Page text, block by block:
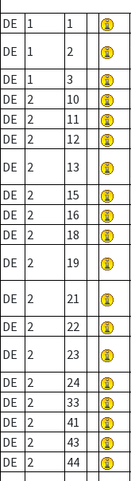
DE 1 1
DE
1 2
DE
1 3
DE
2 10
DE
2 11
DE
2 12
DE
2 13
DE
2 15
DE
2 16
DE
2 18
DE
2 19
DE 2 21
DE
2 22
DE
2 23
DE
2 24
DE
2 33
DE
2 41
DE
2 43
DE
2 44